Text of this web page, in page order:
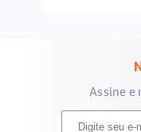
Assine e